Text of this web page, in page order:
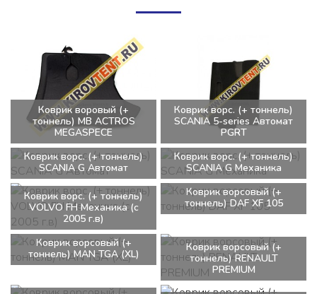
Коврик воровый (+
тоннель) MB ACTROS
MEGASPECE
Коврик ворс. (+ тоннель)
SCANIA 5-series Автомат
PGRT
Коврик ворс. (+ тоннель)
SCANIA G Автомат
Коврик ворс. (+ тоннель)
SCANIA G Механика
Коврик ворс. (+ тоннель)
VOLVO FH Механика (c
2005 г.в)
Коврик ворсовый (+
тоннель) DAF XF 105
Коврик ворсовый (+
тоннель) MAN TGA (XL)
Коврик ворсовый (+
тоннель) RENAULT
PREMIUM